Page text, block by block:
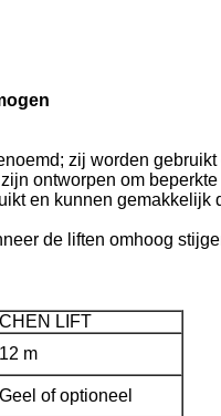
zij worden
ontworpen om
en kunnen gemakkelijk
de liften omhoog
CHEN LIFT
12 m
Geel of optioneel